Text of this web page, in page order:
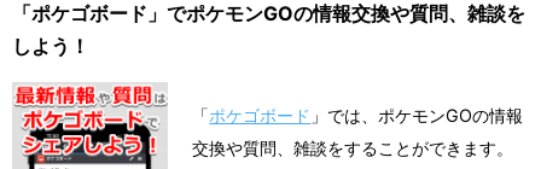
「ポケゴボード」でポケモンGOの情報交換や質問、雑談を
しよう！
「ポケゴボード 」では、ポケモンGOの情報
交換や質問、雑談をすることができます。